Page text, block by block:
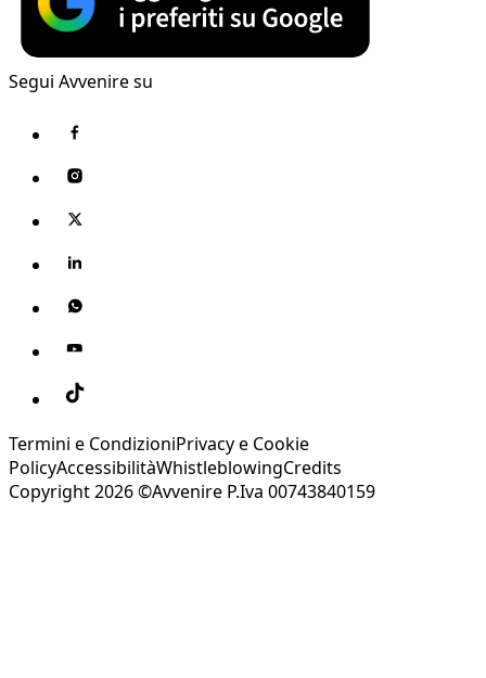
Segui Avvenire su
Termini e CondizioniPrivacy e Cookie
PolicyAccessibilitàWhistleblowingCredits
Copyright 2026 ©Avvenire P.Iva 00743840159